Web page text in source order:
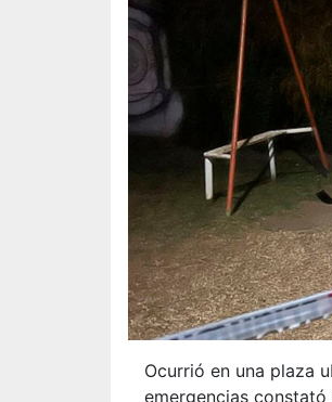
Ocurrió en una plaza
emergencias